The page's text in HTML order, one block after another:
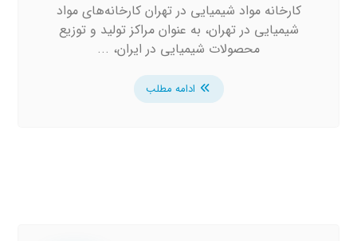
کارخانه مواد شیمیایی در تهران کارخانه‌های مواد
شیمیایی در تهران، به عنوان مراکز تولید و توزیع
محصولات شیمیایی در ایران، ...
ادامه مطلب